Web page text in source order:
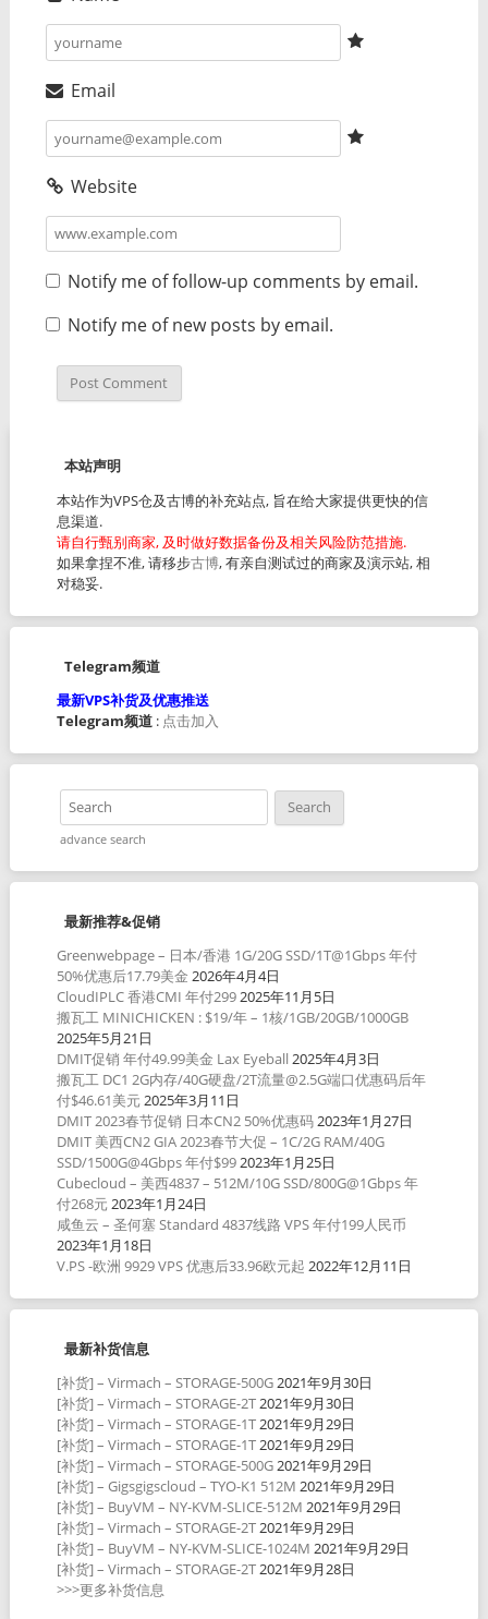
Email
Website
Notify me of follow-up comments by email.
Notify me of new posts by email.
本站声明
本站作为VPS仓及古博的补充站点, 旨在给大家提供更快的信
息渠道.
请自行甄别商家, 及时做好数据备份及相关风险防范措施.
如果拿捏不准, 请移步古博, 有亲自测试过的商家及演示站, 相
对稳妥.
Telegram频道
最新VPS补货及优惠推送
Telegram频道: 点击加入
advance search
最新推荐&促销
Greenwebpage – 日本/香港 1G/20G SSD/1T@1Gbps 年付
50%优惠后17.79美金 2026年4月4日
CloudIPLC 香港CMI 年付2992025年11月5日
搬瓦工 MINICHICKEN : $19/年 – 1核/1GB/20GB/1000GB
2025年5月21日
DMIT促销 年付49.99美金 Lax Eyeball 2025年4月3日
搬瓦工 DC1 2G内存/40G硬盘/2T流量@2.5G端口优惠码后年
付$46.61美元2025年3月11日
DMIT 2023春节促销 日本CN2 50%优惠码2023年1月27日
DMIT 美西CN2 GIA 2023春节大促 – 1C/2G RAM/40G
SSD/1500G@4Gbps 年付$992023年1月25日
Cubecloud – 美西4837 – 512M/10G SSD/800G@1Gbps 年
付268元2023年1月24日
咸鱼云 – 圣何塞 Standard 4837线路 VPS 年付199人民币
2023年1月18日
V.PS -欧洲 9929 VPS 优惠后33.96欧元起 2022年12月11日
最新补货信息
[补货] – Virmach – STORAGE-500G2021年9月30日
[补货] – Virmach – STORAGE-2T2021年9月30日
[补货] – Virmach – STORAGE-1T2021年9月29日
[补货] – Virmach – STORAGE-1T2021年9月29日
[补货] – Virmach – STORAGE-500G2021年9月29日
[补货] – Gigsgigscloud – TYO-K1 512M 2021年9月29日
[补货] – BuyVM – NY-KVM-SLICE-512M 2021年9月29日
[补货] – Virmach – STORAGE-2T2021年9月29日
[补货] – BuyVM – NY-KVM-SLICE-1024M 2021年9月29日
[补货] – Virmach – STORAGE-2T2021年9月28日
>>>更多补货信息